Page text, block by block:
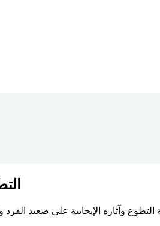
وآثاره الإيجابية على صعيد